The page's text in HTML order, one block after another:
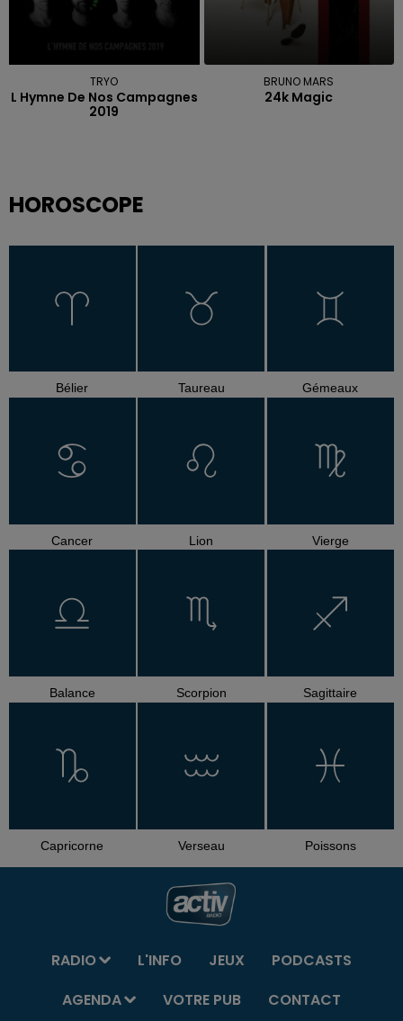
TRYO
L Hymne De Nos Campagnes
2019
BRUNO MARS
24k Magic
HOROSCOPE
Bélier Taureau Gémeaux
Cancer Lion Vierge
Balance Scorpion Sagittaire
Capricorne Verseau Poissons
RADIO L'INFO JEUX
PODCASTS
AGENDA
VOTRE PUB CONTACT